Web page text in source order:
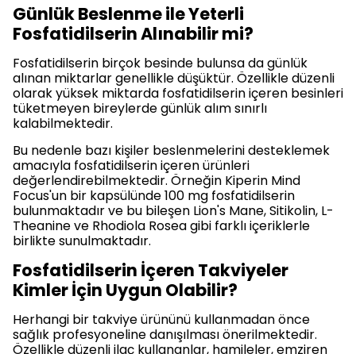
Günlük Beslenme ile Yeterli
Fosfatidilserin Alınabilir mi?
Fosfatidilserin birçok besinde bulunsa da günlük
alınan miktarlar genellikle düşüktür. Özellikle düzenli
olarak yüksek miktarda fosfatidilserin içeren besinleri
tüketmeyen bireylerde günlük alım sınırlı
kalabilmektedir.
Bu nedenle bazı kişiler beslenmelerini desteklemek
amacıyla fosfatidilserin içeren ürünleri
değerlendirebilmektedir. Örneğin Kiperin Mind
Focus'un bir kapsülünde 100 mg fosfatidilserin
bulunmaktadır ve bu bileşen Lion's Mane, Sitikolin, L-
Theanine ve Rhodiola Rosea gibi farklı içeriklerle
birlikte sunulmaktadır.
Fosfatidilserin İçeren Takviyeler
Kimler İçin Uygun Olabilir?
Herhangi bir takviye ürününü kullanmadan önce
sağlık profesyoneline danışılması önerilmektedir.
Özellikle düzenli ilaç kullananlar, hamileler, emziren